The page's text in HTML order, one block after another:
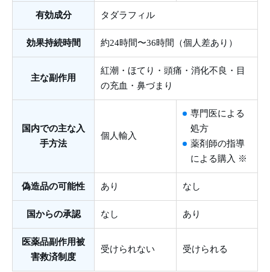
有効成分 タダラフィル
効果持続時間 約24時間〜36時間（個人差あり）
主な副作用
紅潮・ほてり・頭痛・消化不良・目
の充血・鼻づまり
国内での主な入
手方法
個人輸入
専門医による
処方
薬剤師の指導
による購入 ※
偽造品の可能性 あり なし
国からの承認 なし あり
医薬品副作用被
害救済制度
受けられない 受けられる